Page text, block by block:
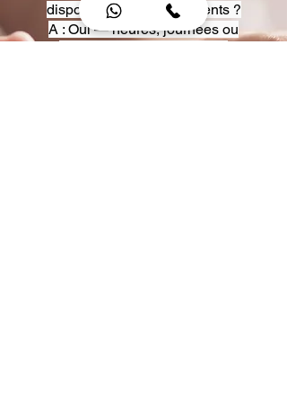
disposition pour événements ?
A : Oui — heures, journées ou